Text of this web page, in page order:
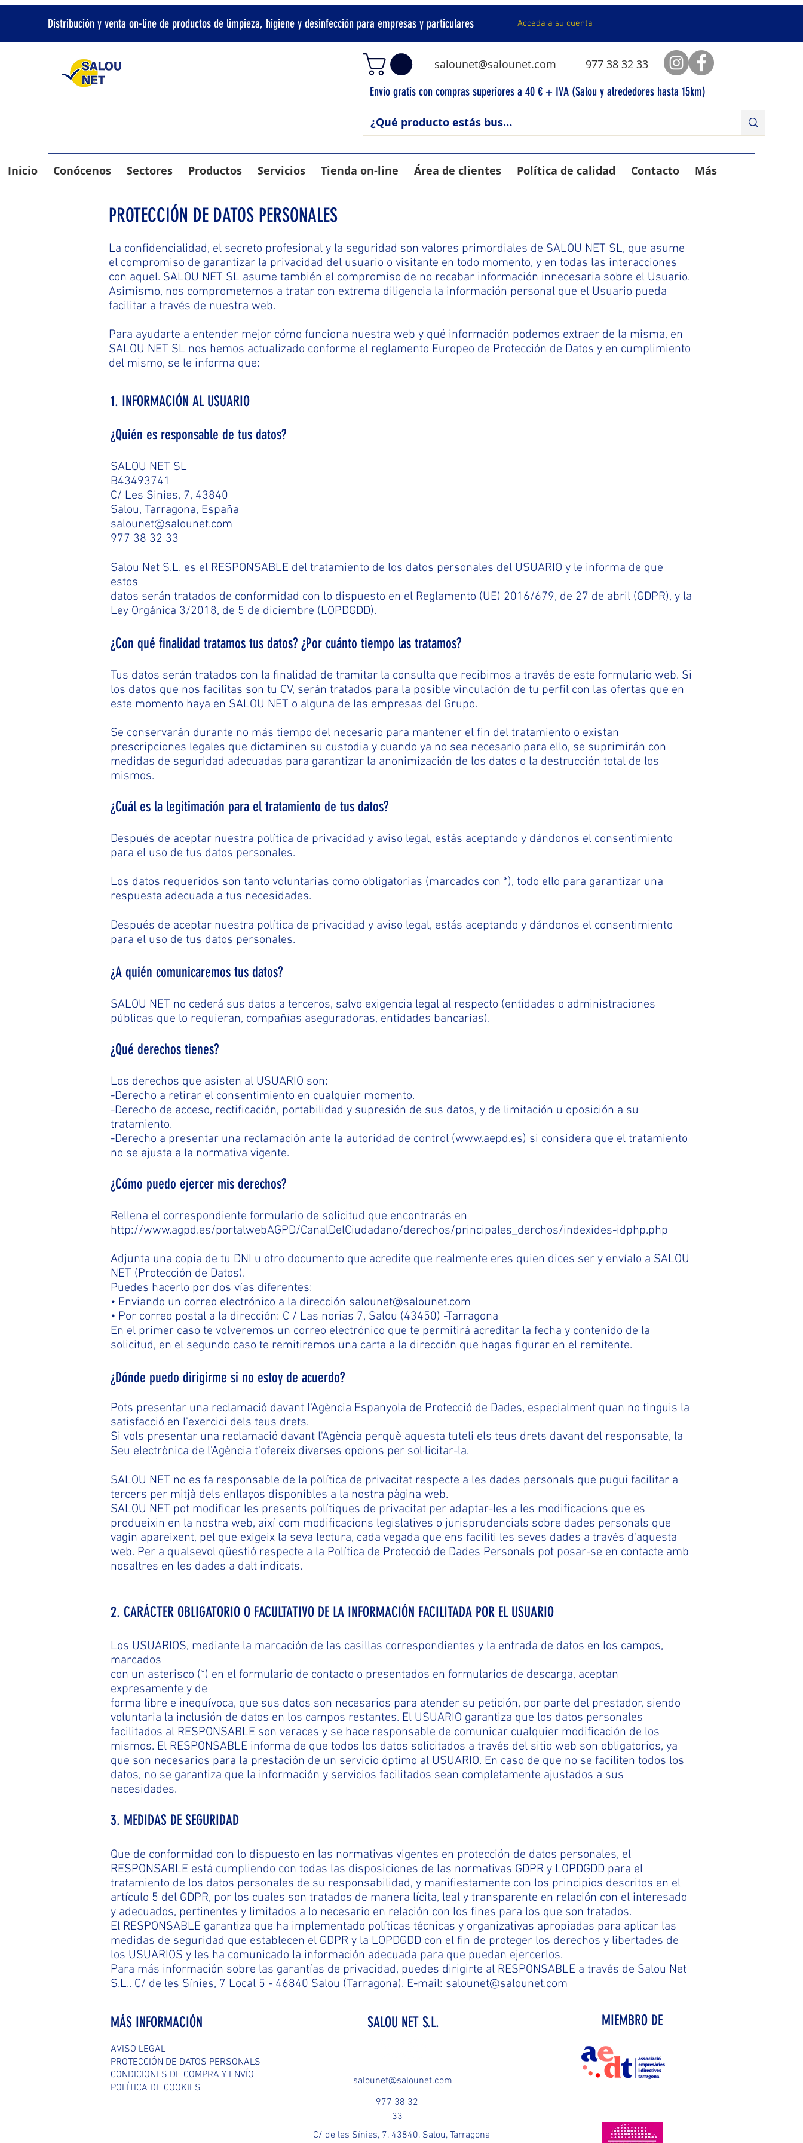
Distribución y venta on-line de productos de limpieza, higiene y desinfección para empresas y particulares Acceda a su cuenta
salounet@salounet.com
977 38 32 33
Envío gratis con compras superiores a 40 € + IVA (Salou y alrededores hasta 15km)
Inicio Conócenos Sectores Productos Servicios Tienda on-line Área de clientes Política de calidad Contacto Más
PROTECCIÓN DE DATOS PERSONALES
La confidencialidad, el secreto profesional y la seguridad son valores primordiales de SALOU NET SL, que asume
el compromiso de garantizar la privacidad del usuario o visitante en todo momento, y en todas las interacciones
con aquel. SALOU NET SL asume también el compromiso de no recabar información innecesaria sobre el Usuario.
Asimismo, nos comprometemos a tratar con extrema diligencia la información personal que el Usuario pueda
facilitar a través de nuestra web.
Para ayudarte a entender mejor cómo funciona nuestra web y qué información podemos extraer de la misma, en
SALOU NET SL nos hemos actualizado conforme el reglamento Europeo de Protección de Datos y en cumplimiento
del mismo, se le informa que:
1. INFORMACIÓN AL USUARIO
¿Quién es responsable de tus datos?
SALOU NET SL
B43493741
C/ Les Sinies, 7, 43840
Salou, Tarragona, España
salounet@salounet.com
977 38 32 33
Salou Net S.L. es el RESPONSABLE del tratamiento de los datos personales del USUARIO y le informa de que
estos
datos serán tratados de conformidad con lo dispuesto en el Reglamento (UE) 2016/679, de 27 de abril (GDPR), y la
Ley Orgánica 3/2018, de 5 de diciembre (LOPDGDD).
¿Con qué finalidad tratamos tus datos? ¿Por cuánto tiempo las tratamos?
Tus datos serán tratados con la finalidad de tramitar la consulta que recibimos a través de este formulario web. Si
los datos que nos facilitas son tu CV, serán tratados para la posible vinculación de tu perfil con las ofertas que en
este momento haya en SALOU NET o alguna de las empresas del Grupo.
Se conservarán durante no más tiempo del necesario para mantener el fin del tratamiento o existan
prescripciones legales que dictaminen su custodia y cuando ya no sea necesario para ello, se suprimirán con
medidas de seguridad adecuadas para garantizar la anonimización de los datos o la destrucción total de los
mismos.
¿Cuál es la legitimación para el tratamiento de tus datos?
Después de aceptar nuestra política de privacidad y aviso legal, estás aceptando y dándonos el consentimiento
para el uso de tus datos personales.
Los datos requeridos son tanto voluntarias como obligatorias (marcados con *), todo ello para garantizar una
respuesta adecuada a tus necesidades.
Después de aceptar nuestra política de privacidad y aviso legal, estás aceptando y dándonos el consentimiento
para el uso de tus datos personales.
¿A quién comunicaremos tus datos?
SALOU NET no cederá sus datos a terceros, salvo exigencia legal al respecto (entidades o administraciones
públicas que lo requieran, compañías aseguradoras, entidades bancarias).
¿Qué derechos tienes?
Los derechos que asisten al USUARIO son:
-Derecho a retirar el consentimiento en cualquier momento.
-Derecho de acceso, rectificación, portabilidad y supresión de sus datos, y de limitación u oposición a su
tratamiento.
-Derecho a presentar una reclamación ante la autoridad de control (www.aepd.es) si considera que el tratamiento
no se ajusta a la normativa vigente.
¿Cómo puedo ejercer mis derechos?
Rellena el correspondiente formulario de solicitud que encontrarás en
http://www.agpd.es/portalwebAGPD/CanalDelCiudadano/derechos/principales_derchos/indexides-idphp.php
Adjunta una copia de tu DNI u otro documento que acredite que realmente eres quien dices ser y envíalo a SALOU
NET (Protección de Datos).
Puedes hacerlo por dos vías diferentes:
• Enviando un correo electrónico a la dirección salounet@salounet.com
• Por correo postal a la dirección: C / Las norias 7, Salou (43450) -Tarragona
En el primer caso te volveremos un correo electrónico que te permitirá acreditar la fecha y contenido de la
solicitud, en el segundo caso te remitiremos una carta a la dirección que hagas figurar en el remitente.
¿Dónde puedo dirigirme si no estoy de acuerdo?
Pots presentar una reclamació davant l'Agència Espanyola de Protecció de Dades, especialment quan no tinguis la
satisfacció en l'exercici dels teus drets.
Si vols presentar una reclamació davant l'Agència perquè aquesta tuteli els teus drets davant del responsable, la
Seu electrònica de l'Agència t'ofereix diverses opcions per sol·licitar-la.
SALOU NET no es fa responsable de la política de privacitat respecte a les dades personals que pugui facilitar a
tercers per mitjà dels enllaços disponibles a la nostra pàgina web.
SALOU NET pot modificar les presents polítiques de privacitat per adaptar-les a les modificacions que es
produeixin en la nostra web, així com modificacions legislatives o jurisprudencials sobre dades personals que
vagin apareixent, pel que exigeix la seva lectura, cada vegada que ens faciliti les seves dades a través d'aquesta
web. Per a qualsevol qüestió respecte a la Política de Protecció de Dades Personals pot posar-se en contacte amb
nosaltres en les dades a dalt indicats.
2. CARÁCTER OBLIGATORIO O FACULTATIVO DE LA INFORMACIÓN FACILITADA POR EL USUARIO
Los USUARIOS, mediante la marcación de las casillas correspondientes y la entrada de datos en los campos,
marcados
con un asterisco (*) en el formulario de contacto o presentados en formularios de descarga, aceptan
expresamente y de
forma libre e inequívoca, que sus datos son necesarios para atender su petición, por parte del prestador, siendo
voluntaria la inclusión de datos en los campos restantes. El USUARIO garantiza que los datos personales
facilitados al RESPONSABLE son veraces y se hace responsable de comunicar cualquier modificación de los
mismos. El RESPONSABLE informa de que todos los datos solicitados a través del sitio web son obligatorios, ya
que son necesarios para la prestación de un servicio óptimo al USUARIO. En caso de que no se faciliten todos los
datos, no se garantiza que la información y servicios facilitados sean completamente ajustados a sus
necesidades.
3. MEDIDAS DE SEGURIDAD
Que de conformidad con lo dispuesto en las normativas vigentes en protección de datos personales, el
RESPONSABLE está cumpliendo con todas las disposiciones de las normativas GDPR y LOPDGDD para el
tratamiento de los datos personales de su responsabilidad, y manifiestamente con los principios descritos en el
artículo 5 del GDPR, por los cuales son tratados de manera lícita, leal y transparente en relación con el interesado
y adecuados, pertinentes y limitados a lo necesario en relación con los fines para los que son tratados.
El RESPONSABLE garantiza que ha implementado políticas técnicas y organizativas apropiadas para aplicar las
medidas de seguridad que establecen el GDPR y la LOPDGDD con el fin de proteger los derechos y libertades de
los USUARIOS y les ha comunicado la información adecuada para que puedan ejercerlos.
Para más información sobre las garantías de privacidad, puedes dirigirte al RESPONSABLE a través de Salou Net
S.L.. C/ de les Sínies, 7 Local 5 - 46840 Salou (Tarragona). E-mail: salounet@salounet.com
MÁS INFORMACIÓN
AVISO LEGAL
PROTECCIÓN DE DATOS PERSONALS
CONDICIONES DE COMPRA Y ENVÍO
POLÍTICA DE COOKIES
SALOU NET S.L.
salounet@salounet.com
977 38 32
33
C/ de les Sínies, 7, 43840, Salou, Tarragona
MIEMBRO DE